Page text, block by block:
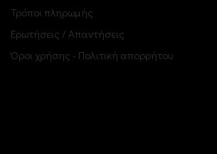
Τρόποι πληρωμής
Ερωτήσεις / Απαντήσεις
Όροι χρήσης - Πολιτική απορρήτου